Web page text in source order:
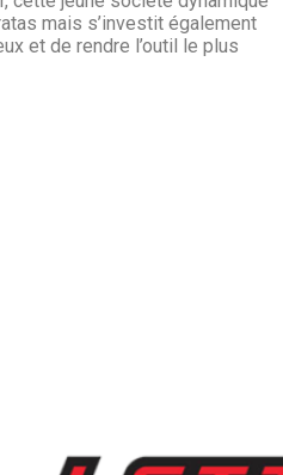
mais s’investit également
et de rendre l’outil le plus